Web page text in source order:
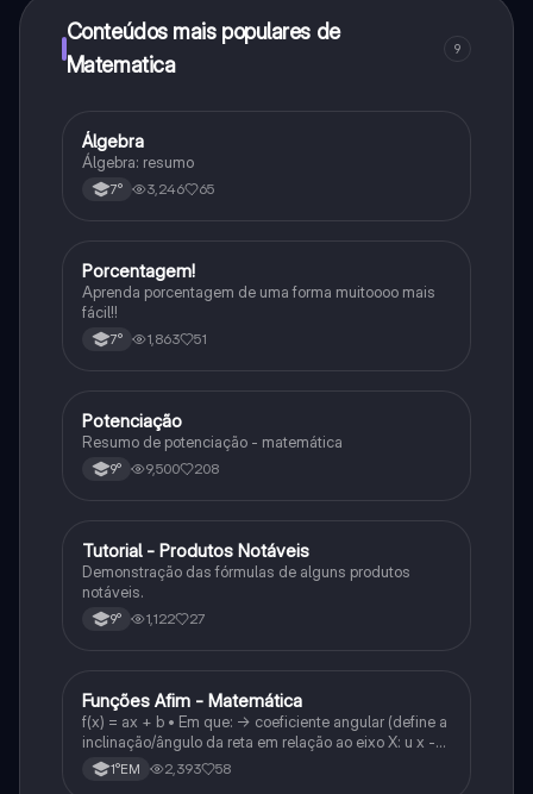
Conteúdos mais populares de
Matematica
9
Matematica
Álgebra
Álgebra: resumo
7° 3,246 65
Matematica
Porcentagem!
Aprenda porcentagem de uma forma muitoooo mais
fácil!!
7° 1,863 51
Matematica
Potenciação
Resumo de potenciação - matemática
9° 9,500 208
Matematica
Tutorial - Produtos Notáveis
Demonstração das fórmulas de alguns produtos
notáveis.
9° 1,122 27
Matematica
Funções Afim - Matemática
f(x) = ax + b • Em que: -> coeficiente angular (define a
inclinação/ângulo da reta em relação ao eixo X: u x -
variável: a b → coeficiente linear (valor que corta o
eixo y).
1°EM 2,393 58